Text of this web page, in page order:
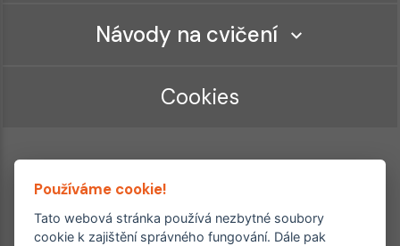
Návody na cvičení
Cookies
Používáme cookie!
Tato webová stránka používá nezbytné soubory
cookie k zajištění správného fungování. Dále pak